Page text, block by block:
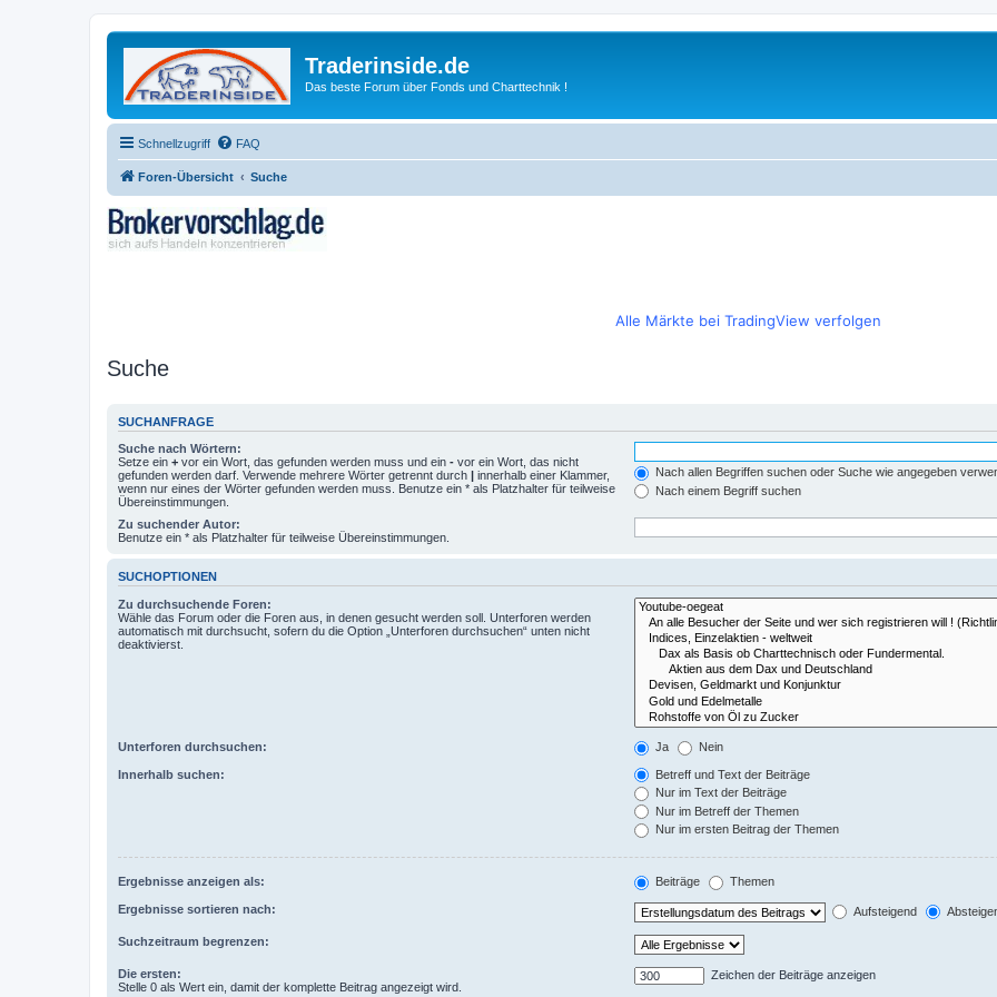
Traderinside.de
Das beste Forum über Fonds und Charttechnik !
Schnellzugriff FAQ
Foren-Übersicht Suche
Alle Märkte bei TradingView verfolgen
Suche
SUCHANFRAGE
Suche nach Wörtern:
Setze ein + vor ein Wort, das gefunden werden muss und ein - vor ein Wort, das nicht
gefunden werden darf. Verwende mehrere Wörter getrennt durch | innerhalb einer Klammer,
wenn nur eines der Wörter gefunden werden muss. Benutze ein * als Platzhalter für teilweise
Übereinstimmungen.
Nach allen Begriffen suchen oder Suche wie angegeben
Nach einem Begriff suchen
Zu suchender Autor:
Benutze ein * als Platzhalter für teilweise Übereinstimmungen.
SUCHOPTIONEN
Zu durchsuchende Foren:
Wähle das Forum oder die Foren aus, in denen gesucht werden soll. Unterforen werden
automatisch mit durchsucht, sofern du die Option „Unterforen durchsuchen“ unten nicht
deaktivierst.
Unterforen durchsuchen: Ja Nein
Innerhalb suchen:
Betreff und Text der Beiträge
Nur im Text der Beiträge
Nur im Betreff der Themen
Nur im ersten Beitrag der Themen
Ergebnisse anzeigen als: Beiträge Themen
Ergebnisse sortieren nach: Aufsteigend
Suchzeitraum begrenzen:
Die ersten:
Stelle 0 als Wert ein, damit der komplette Beitrag angezeigt wird.
Zeichen der Beiträge anzeigen